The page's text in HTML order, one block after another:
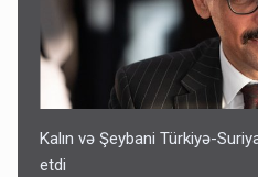
Kalın və Şeybani Türkiyə-
etdi